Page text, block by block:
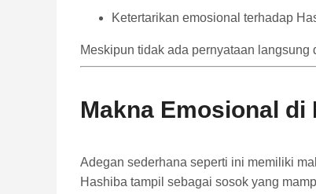
Ketertarikan emosional terhadap
Meskipun tidak ada pernyataan
Makna Emosional di
Adegan sederhana seperti ini memiliki
Hashiba tampil sebagai sosok yang